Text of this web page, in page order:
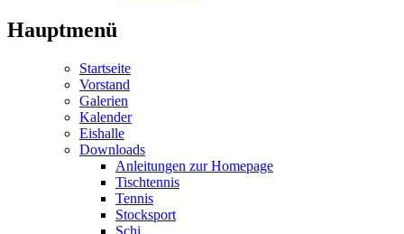
Hauptmenü
Startseite
Vorstand
Galerien
Kalender
Eishalle
Downloads
Anleitungen zur Homepage
Tischtennis
Tennis
Stocksport
Schi